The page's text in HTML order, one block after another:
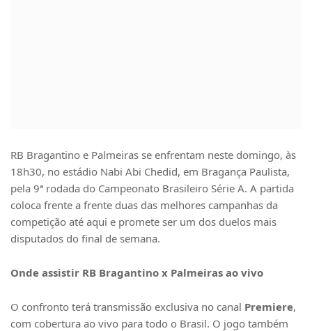
RB Bragantino e Palmeiras se enfrentam neste domingo, às
18h30, no estádio Nabi Abi Chedid, em Bragança Paulista,
pela 9ª rodada do Campeonato Brasileiro Série A. A partida
coloca frente a frente duas das melhores campanhas da
competição até aqui e promete ser um dos duelos mais
disputados do final de semana.
Onde assistir RB Bragantino x Palmeiras ao vivo
O confronto terá transmissão exclusiva no canal Premiere,
com cobertura ao vivo para todo o Brasil. O jogo também